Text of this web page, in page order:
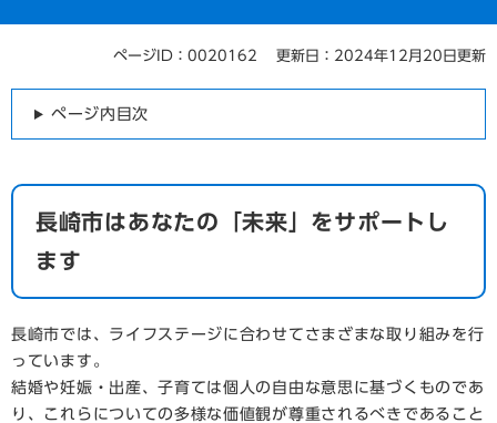
ページID：0020162 更新日：2024年12月20日更新
ページ内目次
長崎市はあなたの「未来」をサポートし
ます
長崎市では、ライフステージに合わせてさまざまな取り組みを行
っています。
結婚や妊娠・出産、子育ては個人の自由な意思に基づくものであ
り、これらについての多様な価値観が尊重されるべきであること